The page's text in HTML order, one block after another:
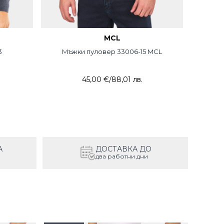
MCL
Мъжки пуловер 33006-15 MCL
45,00 €/88,01 лв.
ДОСТАВКА ДО
два работни дни